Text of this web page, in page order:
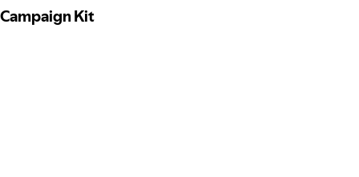
Campaign Kit